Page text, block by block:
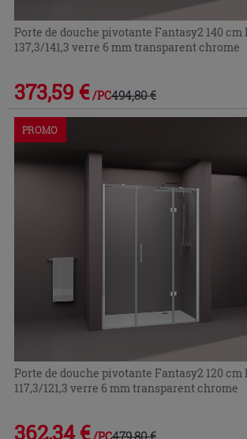
Porte de douche pivotante Fantasy2 140 cm
137,3/141,3 verre 6 mm transparent chrome
373,59 € /PC494,80 €
PROMO
Porte de douche pivotante Fantasy2 120 cm
117,3/121,3 verre 6 mm transparent chrome
362,34 €